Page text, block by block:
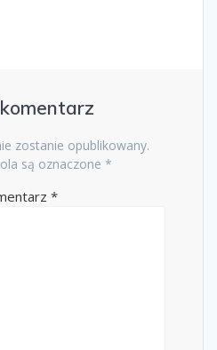
zostanie opublikowany.
są oznaczone *
*